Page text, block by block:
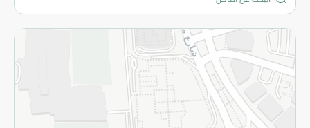
المزيد
الاسترجاع
سياسة الاستخدام
سياسة الخصوصية
قم بالتسجيل للنشرة